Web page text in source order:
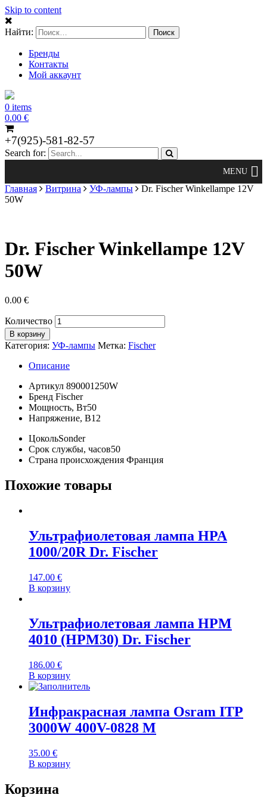
Skip to content
Найти:
Бренды
Контакты
Мой аккаунт
0 items
0.00 €
+7(925)-581-82-57
Search for:
Главная Витрина УФ-лампы
Dr. Fischer Winkellampe 12V
50W
Dr. Fischer Winkellampe 12V
50W
0.00 €
Количество
В корзину
Категория: УФ-лампы Метка: Fischer
Описание
Артикул 890001250W
Бренд Fischer
Мощность, Вт50
Напряжение, В12
ЦокольSonder
Срок службы, часов50
Страна происхождения Франция
Похожие товары
Ультрафиолетовая лампа HPA
1000/20R Dr. Fischer
147.00 €
В корзину
Ультрафиолетовая лампа HPM
4010 (HPM30) Dr. Fischer
186.00 €
В корзину
Инфракрасная лампа Osram ITP
3000W 400V-0828 M
35.00 €
В корзину
Корзина